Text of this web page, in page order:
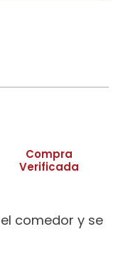
Compra
Verificada
comedor y se